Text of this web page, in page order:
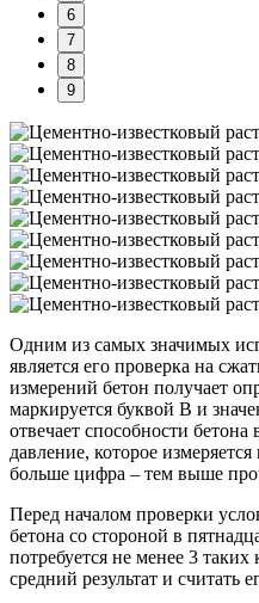
6
7
8
9
Одним из самых значимых
является его проверка на
измерений бетон получает
маркируется буквой В и
отвечает способности
давление, которое
больше цифра – тем выше
Перед началом проверки
бетона со стороной в
потребуется не менее 3
средний результат и считать